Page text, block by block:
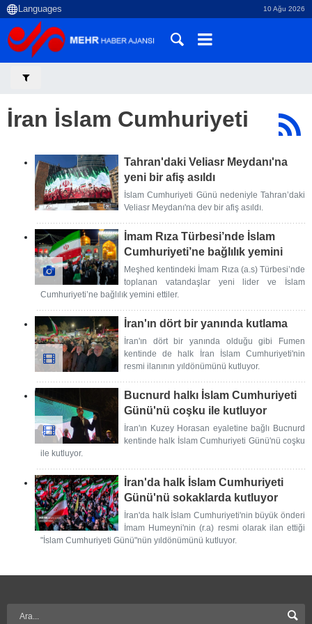
10 Ağu 2026
İran İslam Cumhuriyeti
Tahran'daki Veliasr Meydanı'na
yeni bir afiş asıldı
İslam Cumhuriyeti Günü nedeniyle Tahran’daki
Veliasr Meydanı'na dev bir afiş asıldı.
İmam Rıza Türbesi’nde İslam
Cumhuriyeti’ne bağlılık yemini
Meşhed kentindeki İmam Rıza (a.s) Türbesi’nde
toplanan vatandaşlar yeni lider ve İslam
Cumhuriyeti’ne bağlılık yemini ettiler.
İran'ın dört bir yanında kutlama
İran'ın dört bir yanında olduğu gibi Fumen
kentinde de halk İran İslam Cumhuriyeti'nin
resmi ilanının yıldönümünü kutluyor.
Bucnurd halkı İslam Cumhuriyeti
Günü'nü coşku ile kutluyor
İran'ın Kuzey Horasan eyaletine bağlı Bucnurd
kentinde halk İslam Cumhuriyeti Günü'nü coşku
ile kutluyor.
İran'da halk İslam Cumhuriyeti
Günü'nü sokaklarda kutluyor
İran'da halk İslam Cumhuriyeti'nin büyük önderi
İmam Humeyni'nin (r.a) resmi olarak ilan ettiği
"İslam Cumhuriyeti Günü"nün yıldönümünü kutluyor.